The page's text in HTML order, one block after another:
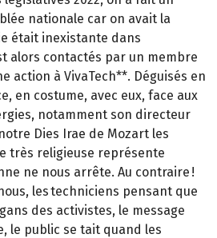
nationale car on avait la
était inexistante dans
alors contactés par un membre
action à VivaTech**. Déguisés en
en costume, avec eux, face aux
notamment son directeur
Dies Irae de Mozart les
très religieuse représente
ne nous arrête. Au contraire !
les techniciens pensant que
des activistes, le message
le public se tait quand les